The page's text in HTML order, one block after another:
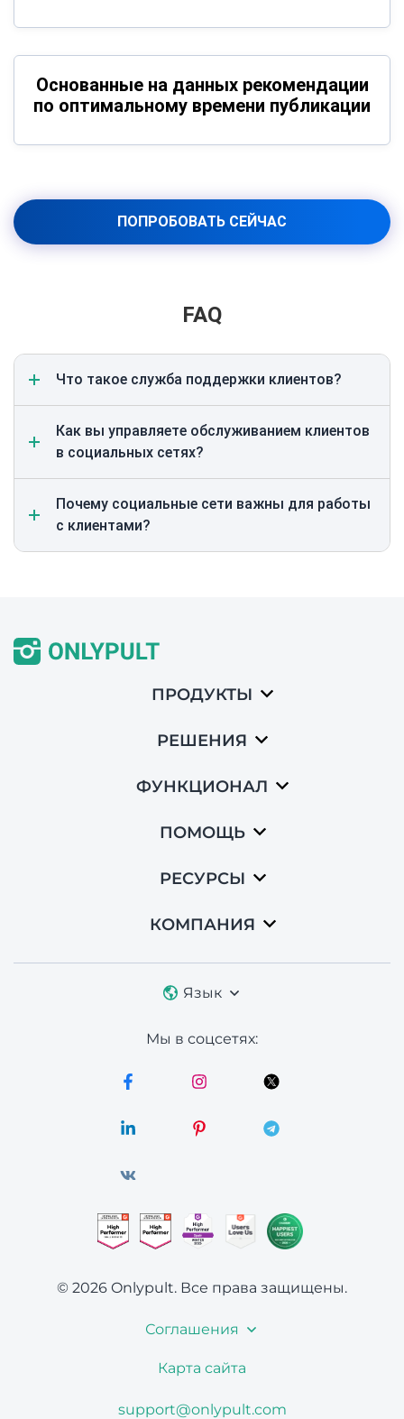
Основанные на данных рекомендации
по оптимальному времени публикации
ПОПРОБОВАТЬ СЕЙЧАС
FAQ
Что такое служба поддержки клиентов?
Как вы управляете обслуживанием клиентов
в социальных сетях?
Почему социальные сети важны для работы
с клиентами?
ПРОДУКТЫ
РЕШЕНИЯ
ФУНКЦИОНАЛ
ПОМОЩЬ
РЕСУРСЫ
КОМПАНИЯ
Язык
Мы в соцсетях:
© 2026 Onlypult. Все права защищены.
Соглашения
Карта сайта
support@onlypult.com